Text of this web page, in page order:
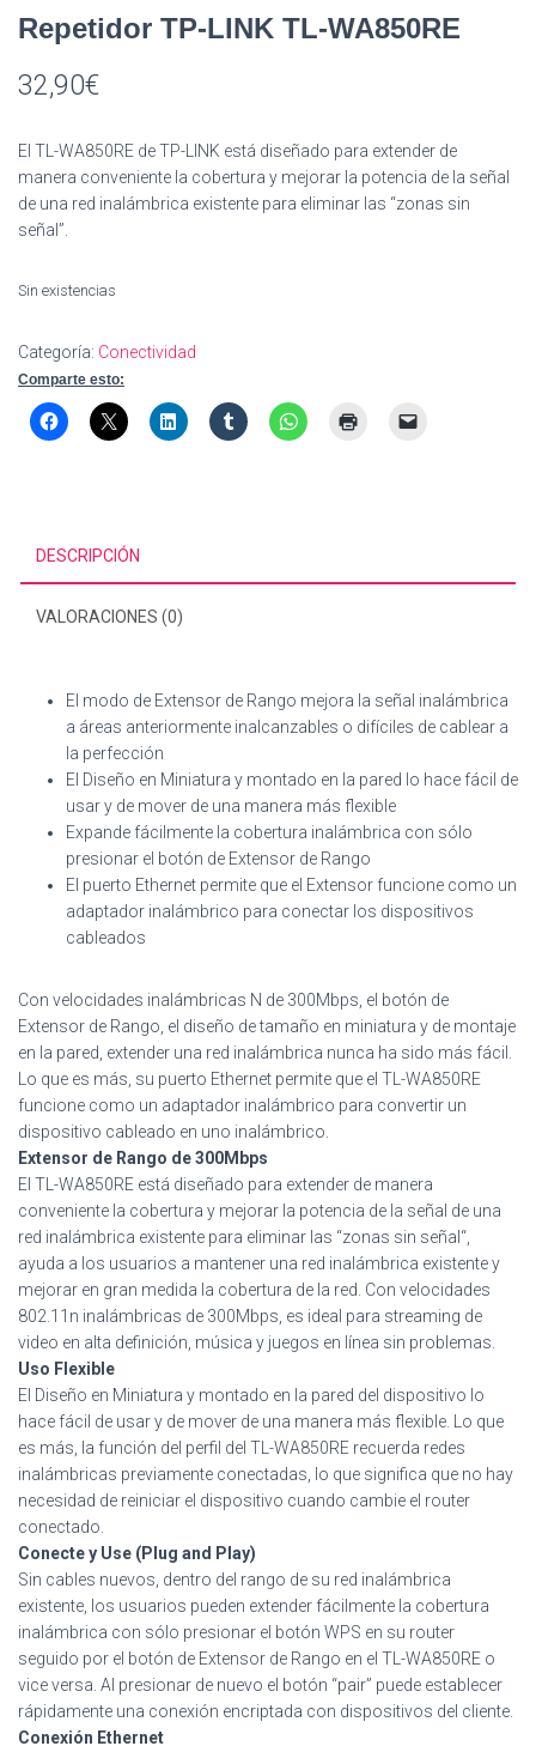
Repetidor TP-LINK TL-WA850RE
32,90€
El TL-WA850RE de TP-LINK está diseñado para extender de
manera conveniente la cobertura y mejorar la potencia de la señal
de una red inalámbrica existente para eliminar las “zonas sin
señal”.
Sin existencias
Categoría: Conectividad
Comparte esto:
DESCRIPCIÓN
VALORACIONES (0)
El modo de Extensor de Rango mejora la señal inalámbrica
a áreas anteriormente inalcanzables o difíciles de cablear a
la perfección
El Diseño en Miniatura y montado en la pared lo hace fácil de
usar y de mover de una manera más flexible
Expande fácilmente la cobertura inalámbrica con sólo
presionar el botón de Extensor de Rango
El puerto Ethernet permite que el Extensor funcione como un
adaptador inalámbrico para conectar los dispositivos
cableados
Con velocidades inalámbricas N de 300Mbps, el botón de
Extensor de Rango, el diseño de tamaño en miniatura y de montaje
en la pared, extender una red inalámbrica nunca ha sido más fácil.
Lo que es más, su puerto Ethernet permite que el TL-WA850RE
funcione como un adaptador inalámbrico para convertir un
dispositivo cableado en uno inalámbrico.
Extensor de Rango de 300Mbps
El TL-WA850RE está diseñado para extender de manera
conveniente la cobertura y mejorar la potencia de la señal de una
red inalámbrica existente para eliminar las “zonas sin señal“,
ayuda a los usuarios a mantener una red inalámbrica existente y
mejorar en gran medida la cobertura de la red. Con velocidades
802.11n inalámbricas de 300Mbps, es ideal para streaming de
video en alta definición, música y juegos en línea sin problemas.
Uso Flexible
El Diseño en Miniatura y montado en la pared del dispositivo lo
hace fácil de usar y de mover de una manera más flexible. Lo que
es más, la función del perfil del TL-WA850RE recuerda redes
inalámbricas previamente conectadas, lo que significa que no hay
necesidad de reiniciar el dispositivo cuando cambie el router
conectado.
Conecte y Use (Plug and Play)
Sin cables nuevos, dentro del rango de su red inalámbrica
existente, los usuarios pueden extender fácilmente la cobertura
inalámbrica con sólo presionar el botón WPS en su router
seguido por el botón de Extensor de Rango en el TL-WA850RE o
vice versa. Al presionar de nuevo el botón “pair” puede establecer
rápidamente una conexión encriptada con dispositivos del cliente.
Conexión Ethernet